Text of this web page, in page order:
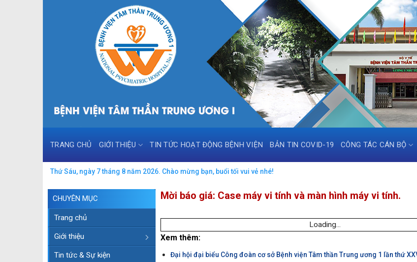
TRANG CHỦ GIỚI THIỆU TIN TỨC HOẠT ĐỘNG BỆNH VIỆN BẢN TIN COVID-19 CÔNG TÁC CÁN BỘ
Thứ Sáu, ngày 7 tháng 8 năm 2026. Chào mừng bạn, buổi tối vui vẻ nhé!
CHUYÊN MỤC
Trang chủ
Giới thiệu
Tin tức & Sự kiện
Mời báo giá: Case máy vi tính và màn hình máy vi tính.
Loading...
Xem thêm:
Đại hội đại biểu Công đoàn cơ sở Bệnh viện Tâm thần Trung ương 1 lần thứ